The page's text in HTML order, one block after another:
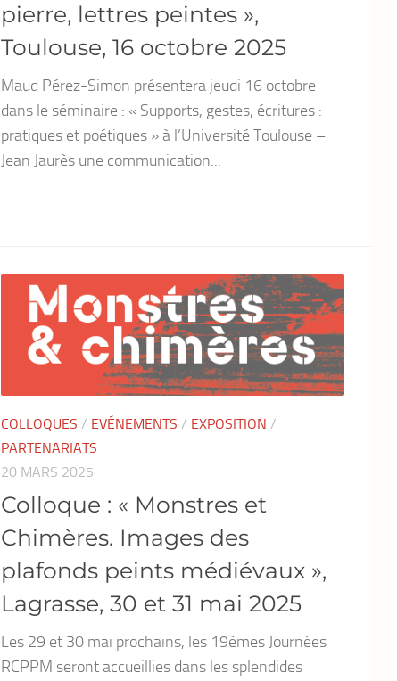
pierre, lettres peintes »,
Toulouse, 16 octobre 2025
Maud Pérez-Simon présentera jeudi 16 octobre
dans le séminaire : « Supports, gestes, écritures :
pratiques et poétiques » à l’Université Toulouse –
Jean Jaurès une communication...
COLLOQUES / EVÉNEMENTS / EXPOSITION /
PARTENARIATS
20 MARS 2025
Colloque : « Monstres et
Chimères. Images des
plafonds peints médiévaux »,
Lagrasse, 30 et 31 mai 2025
Les 29 et 30 mai prochains, les 19èmes Journées
RCPPM seront accueillies dans les splendides